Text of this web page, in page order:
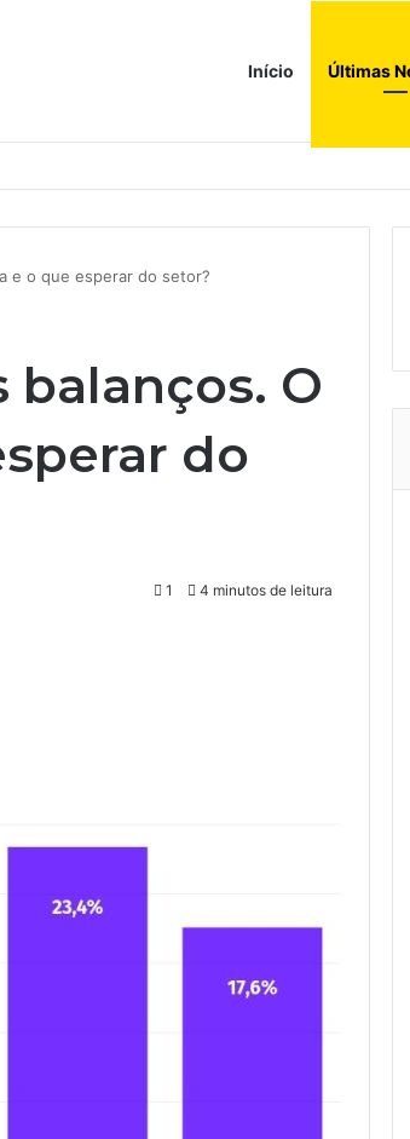
Início Últimas
e o que esperar do setor?
balanços. O
do
1 4 minutos de leitura